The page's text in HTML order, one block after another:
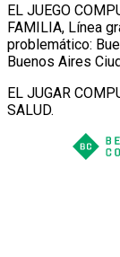
EL JUEGO
FAMILIA, Línea
problemático:
Buenos Aires
EL JUGAR
SALUD.